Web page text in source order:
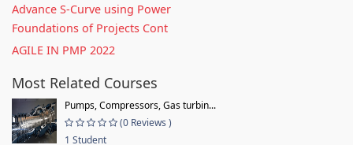
Advance S-Curve using Power
Foundations of Projects Cont
AGILE IN PMP 2022
Most Related Courses
Pumps, Compressors, Gas turbin...
(0 Reviews )
1 Student